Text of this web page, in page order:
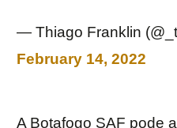
— Thiago Franklin
February 14, 2022
A Botafogo SAF pode